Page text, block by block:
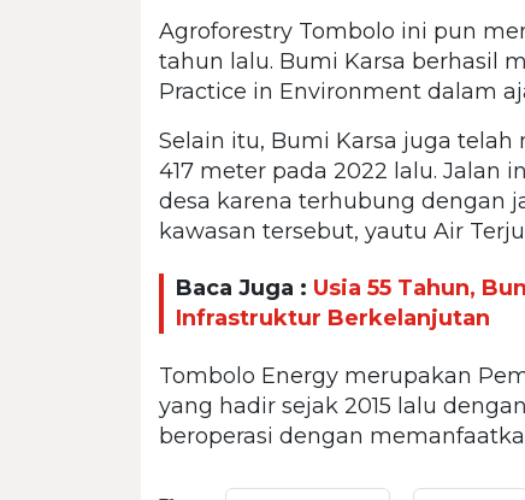
Agroforestry Tombolo ini pun
tahun lalu. Bumi Karsa berhasil
Practice in Environment dalam
Selain itu, Bumi Karsa juga
417 meter pada 2022 lalu. Jalan
desa karena terhubung dengan
kawasan tersebut, yautu Air
Baca Juga : Usia 55 Tahun,
Infrastruktur Berkelanjutan
Tombolo Energy merupakan
yang hadir sejak 2015 lalu
beroperasi dengan